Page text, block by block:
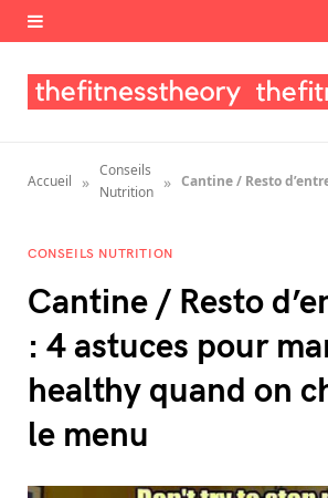
Accueil »
Conseils
Nutrition »
CONSEILS NUTRITION
Cantine / Resto
: 4 astuces pour
healthy quand on
le menu